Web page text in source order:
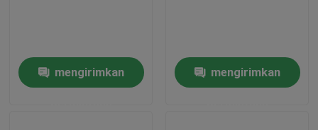
Kontrol kualitas
mengirimkan mengirimkan